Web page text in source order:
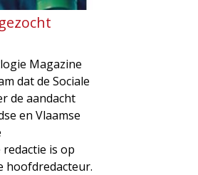
Magazine
dat de Sociale
de aandacht
en Vlaamse
is op
hoofdredacteur.